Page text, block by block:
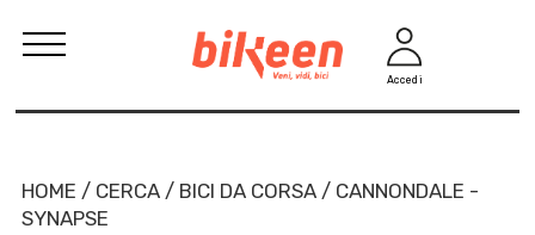
Accedi
HOME / CERCA / BICI DA CORSA / CANNONDALE -
SYNAPSE